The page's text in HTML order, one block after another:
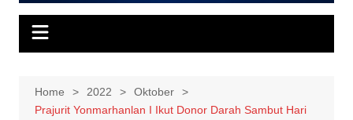
Home 2022
Oktober
Prajurit Yonmarhanlan I Ikut Donor Darah Sambut Hari